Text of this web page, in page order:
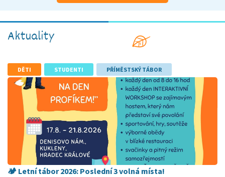
Aktuality
DĚTI STUDENTI PŘÍMĚSTSKÝ TÁBOR
🏕️ Letní tábor 2026: Poslední 3 volná místa!